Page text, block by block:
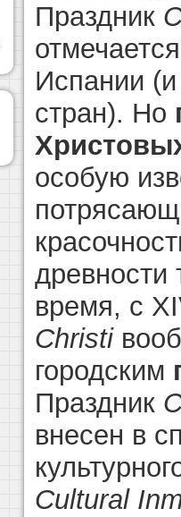
Праздник
Испании (и
стран). Но
особую
древности
время, с
Christi
городским
Праздник
внесен в
Cultural